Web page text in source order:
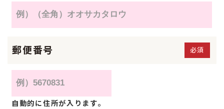
郵便番号 必須
自動的に住所が入ります。